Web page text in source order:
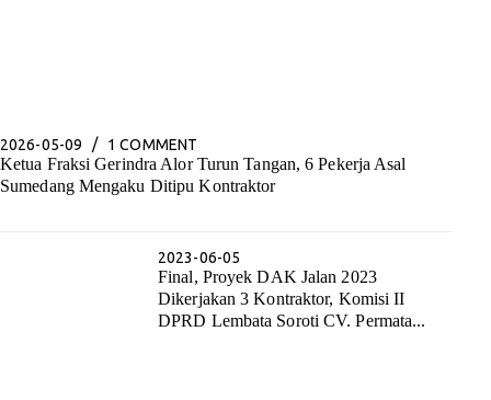
2026-05-09 1 COMMENT
Ketua Fraksi Gerindra Alor Turun Tangan, 6 Pekerja Asal
Sumedang Mengaku Ditipu Kontraktor
2023-06-05
Final, Proyek DAK Jalan 2023
Dikerjakan 3 Kontraktor, Komisi II
DPRD Lembata Soroti CV. Permata...